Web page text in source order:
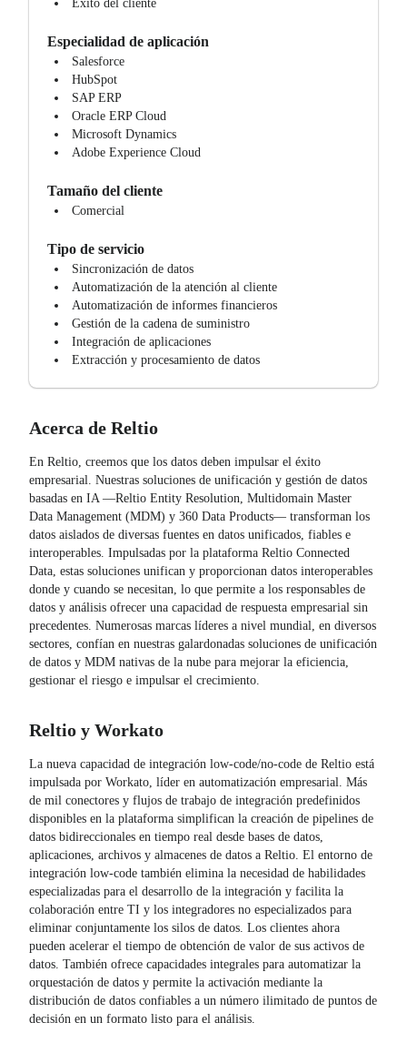
Éxito del cliente
Especialidad de aplicación
Salesforce
HubSpot
SAP ERP
Oracle ERP Cloud
Microsoft Dynamics
Adobe Experience Cloud
Tamaño del cliente
Comercial
Tipo de servicio
Sincronización de datos
Automatización de la atención al cliente
Automatización de informes financieros
Gestión de la cadena de suministro
Integración de aplicaciones
Extracción y procesamiento de datos
Acerca de Reltio
En Reltio, creemos que los datos deben impulsar el éxito
empresarial. Nuestras soluciones de unificación y gestión de datos
basadas en IA —Reltio Entity Resolution, Multidomain Master
Data Management (MDM) y 360 Data Products— transforman los
datos aislados de diversas fuentes en datos unificados, fiables e
interoperables. Impulsadas por la plataforma Reltio Connected
Data, estas soluciones unifican y proporcionan datos interoperables
donde y cuando se necesitan, lo que permite a los responsables de
datos y análisis ofrecer una capacidad de respuesta empresarial sin
precedentes. Numerosas marcas líderes a nivel mundial, en diversos
sectores, confían en nuestras galardonadas soluciones de unificación
de datos y MDM nativas de la nube para mejorar la eficiencia,
gestionar el riesgo e impulsar el crecimiento.
Reltio y Workato
La nueva capacidad de integración low-code/no-code de Reltio está
impulsada por Workato, líder en automatización empresarial. Más
de mil conectores y flujos de trabajo de integración predefinidos
disponibles en la plataforma simplifican la creación de pipelines de
datos bidireccionales en tiempo real desde bases de datos,
aplicaciones, archivos y almacenes de datos a Reltio. El entorno de
integración low-code también elimina la necesidad de habilidades
especializadas para el desarrollo de la integración y facilita la
colaboración entre TI y los integradores no especializados para
eliminar conjuntamente los silos de datos. Los clientes ahora
pueden acelerar el tiempo de obtención de valor de sus activos de
datos. También ofrece capacidades integrales para automatizar la
orquestación de datos y permite la activación mediante la
distribución de datos confiables a un número ilimitado de puntos de
decisión en un formato listo para el análisis.